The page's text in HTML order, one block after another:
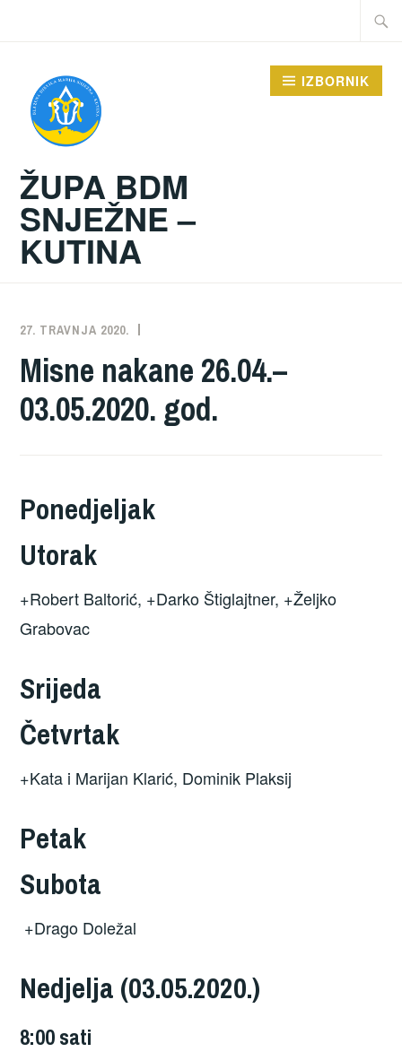
Traži:
ŽUPA BDM
SNJEŽNE –
KUTINA
IZBORNIK
27. TRAVNJA 2020.
Misne nakane 26.04.–
03.05.2020. god.
Ponedjeljak
Utorak
+Robert Baltorić, +Darko Štiglajtner, +Željko
Grabovac
Srijeda
Četvrtak
+Kata i Marijan Klarić, Dominik Plaksij
Petak
Subota
+Drago Doležal
Nedjelja (03.05.2020.)
8:00 sati